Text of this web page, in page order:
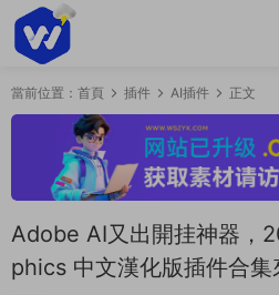
當前位置： 首頁 插件 AI插件 正文
Adobe AI又出開挂神器，
phics 中文漢化版插件合集